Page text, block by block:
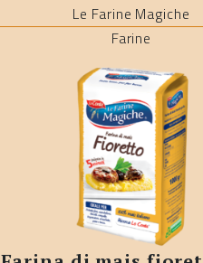
Le Farine Magiche
Farine